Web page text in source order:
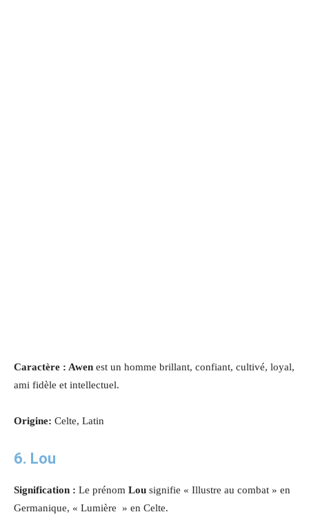
Caractère : Awen est un homme brillant, confiant, cultivé, loyal,
ami fidèle et intellectuel.
Origine: Celte, Latin
6. Lou
Signification : Le prénom Lou signifie « Illustre au combat » en
Germanique, « Lumière » en Celte.